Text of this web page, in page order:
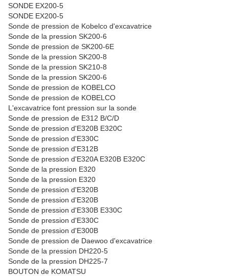
SONDE EX200-5
SONDE EX200-5
Sonde de pression de Kobelco d'excavatrice
Sonde de la pression SK200-6
Sonde de pression de SK200-6E
Sonde de la pression SK200-8
Sonde de la pression SK210-8
Sonde de la pression SK200-6
Sonde de pression de KOBELCO
Sonde de pression de KOBELCO
L'excavatrice font pression sur la sonde
Sonde de pression de E312 B/C/D
Sonde de pression d'E320B E320C
Sonde de pression d'E330C
Sonde de pression d'E312B
Sonde de pression d'E320A E320B E320C
Sonde de la pression E320
Sonde de la pression E320
Sonde de pression d'E320B
Sonde de pression d'E320B
Sonde de pression d'E330B E330C
Sonde de pression d'E330C
Sonde de pression d'E300B
Sonde de pression de Daewoo d'excavatrice
Sonde de la pression DH220-5
Sonde de la pression DH225-7
BOUTON de KOMATSU